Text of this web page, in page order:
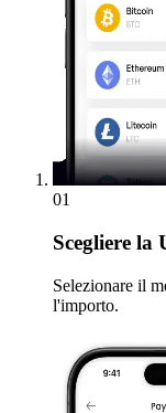
01
Scegliere la
Selezionare il
l'importo.